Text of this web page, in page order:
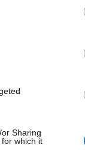
Sharing
which it